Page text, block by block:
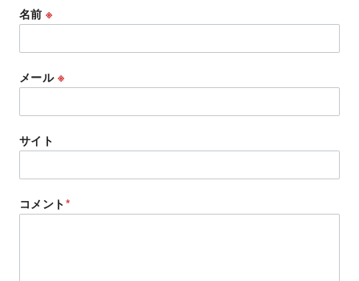
名前※
メール ※
サイト
コメント*